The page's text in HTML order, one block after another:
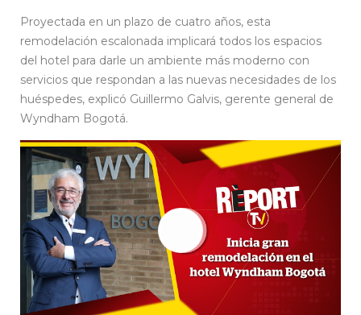
Proyectada en un plazo de cuatro años, esta
remodelación escalonada implicará todos los espacios
del hotel para darle un ambiente más moderno con
servicios que respondan a las nuevas necesidades de los
huéspedes, explicó Guillermo Galvis, gerente general de
Wyndham Bogotá.